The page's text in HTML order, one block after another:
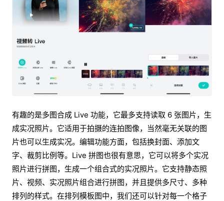
有趣的是多图合成 Live 功能，它最多支持读取 6 张图片，生
成实况照片。它适用于拍摄的连拍图像，当然毫无关联的图
片也可以生成实况。编辑功能方面，包括换封面、添加文
字、裁剪比例等。Live 拼图也很有意思，它可以将多个实况
照片进行拼图，生成一个组合式的实况照片。它支持静态照
片、视频、实况照片组合进行拼图，并且提供多尺寸、多种
排列的样式。在排列模板图中，我们还可以针对每一个格子